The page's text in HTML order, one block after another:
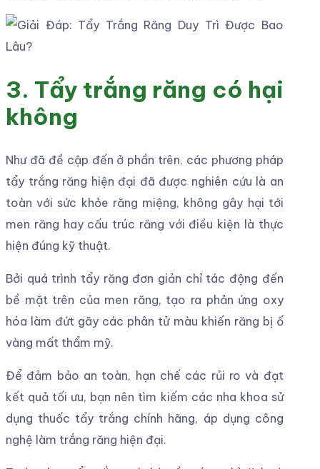
3. Tẩy trắng răng có hại
không
Như đã đề cập đến ở phần trên, các phương pháp
tẩy trắng răng hiện đại đã được nghiên cứu là an
toàn với sức khỏe răng miệng, không gây hại tới
men răng hay cấu trúc răng với điều kiện là thực
hiện đúng kỹ thuật.
Bởi quá trình tẩy răng đơn giản chỉ tác động đến
bề mặt trên của men răng, tạo ra phản ứng oxy
hóa làm đứt gãy các phân tử màu khiến răng bị ố
vàng mất thẩm mỹ.
Để đảm bảo an toàn, hạn chế các rủi ro và đạt
kết quả tối ưu, bạn nên tìm kiếm các nha khoa sử
dụng thuốc tẩy trắng chính hãng, áp dụng công
nghệ làm trắng răng hiện đại.